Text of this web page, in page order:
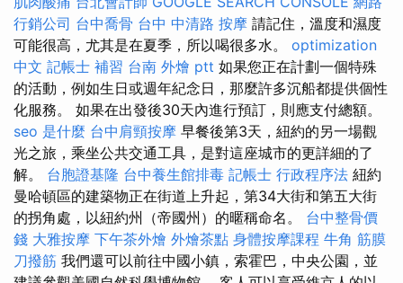
行銷公司 台中喬骨 台中 中清路 按摩 請記住，溫度和濕度
可能很高，尤其是在夏季，所以喝很多水。 optimization
中文 記帳士 補習 台南 外燴 ptt 如果您正在計劃一個特殊
的活動，例如生日或週年紀念日，那麼許多沉船都提供個性
化服務。 如果在出發後30天內進行預訂，則應支付總額。
seo 是什麼 台中肩頸按摩 早餐後第3天，紐約的另一場觀
光之旅，乘坐公共交通工具，是對這座城市的更詳細的了
解。 台胞證基隆 台中養生館排毒 記帳士 行政程序法 紐約
曼哈頓區的建築物正在街道上升起，第34大街和第五大街
的拐角處，以紐約州（帝國州）的暱稱命名。 台中整骨價
錢 大雅按摩 下午茶外燴 外燴茶點 身體按摩課程 牛角 筋膜
刀撥筋 我們還可以前往中國小鎮，索霍巴，中央公園，並